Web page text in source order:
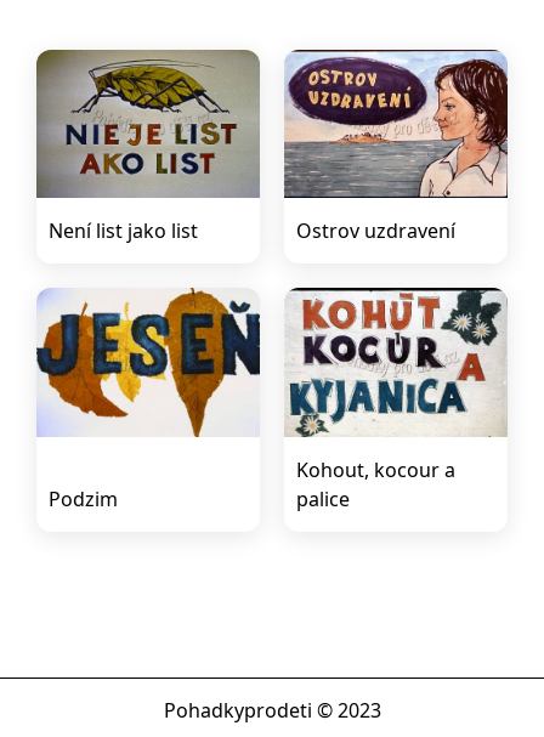
Není list jako list Ostrov uzdravení
Podzim
Kohout, kocour a
palice
Pohadkyprodeti © 2023